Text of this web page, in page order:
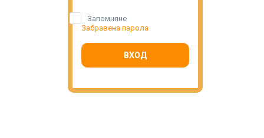
Запомняне
Забравена парола
ВХОД